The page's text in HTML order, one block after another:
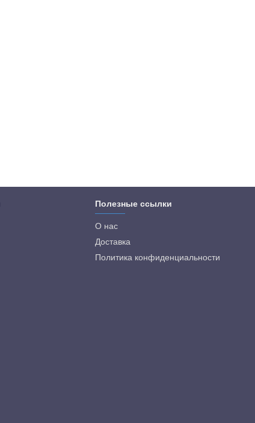
Полезные ссылки
О нас
Доставка
Политика конфиденциальности